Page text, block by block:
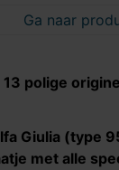
Ga naar
13 polige
Giulia (type
met alle